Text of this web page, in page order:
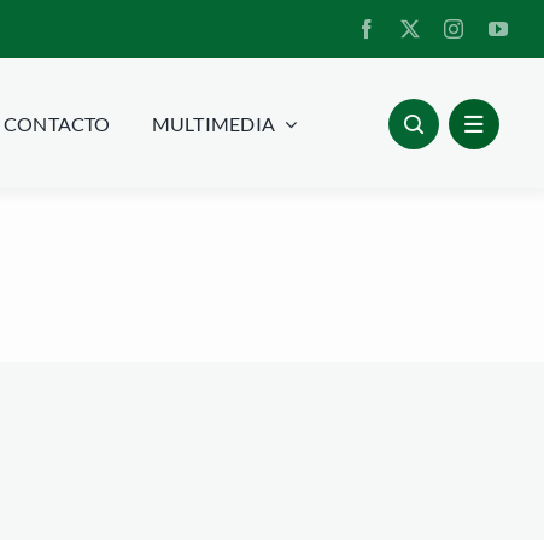
CONTACTO MULTIMEDIA